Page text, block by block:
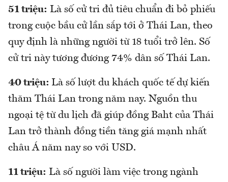
51 triệu: Là số cử tri đủ tiêu chuẩn đi bỏ phiếu
trong cuộc bầu cử lần sắp tới ở Thái Lan, theo
quy định là những người từ 18 tuổi trở lên. Số
cử tri này tương đương 74% dân số Thái Lan.
40 triệu: Là số lượt du khách quốc tế dự kiến
thăm Thái Lan trong năm nay. Nguồn thu
ngoại tệ từ du lịch đã giúp đồng Baht của Thái
Lan trở thành đồng tiền tăng giá mạnh nhất
châu Á năm nay so với USD.
11 triệu: Là số người làm việc trong ngành